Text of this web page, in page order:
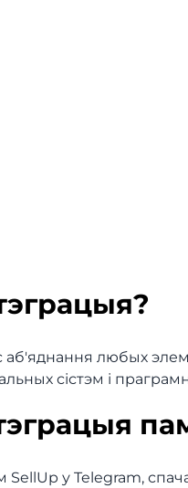
аб'яднання любых
сістэм і
SellUp у Telegram,